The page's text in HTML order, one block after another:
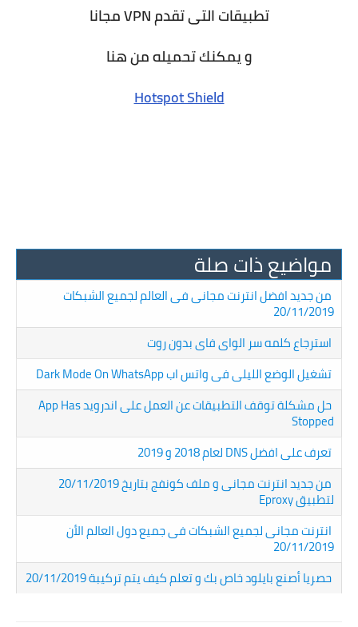
تطبيقات التى تقدم VPN مجانا
و يمكنك تحميله من هنا
Hotspot Shield
مواضيع ذات صلة
من جديد افضل انترنت مجانى فى العالم لجميع الشبكات
20/11/2019
استرجاع كلمه سر الواى فاى بدون روت
تشغيل الوضع الليلى فى واتس اب Dark Mode On WhatsApp
حل مشكلة توقف التطبيقات عن العمل على اندرويد App Has
Stopped
تعرف على افضل DNS لعام 2018 و 2019
من جديد انترنت مجانى و ملف كونفج بتاريخ 20/11/2019
لتطبيق Eproxy
انترنت مجانى لجميع الشبكات فى جميع دول العالم الأن
20/11/2019
حصريا أصنع بايلود خاص بك و تعلم كيف يتم تركيبة 20/11/2019